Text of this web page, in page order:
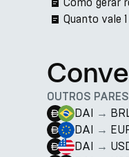
Quanto vale
OUTROS PARES
DAI →
DAI →
DAI →